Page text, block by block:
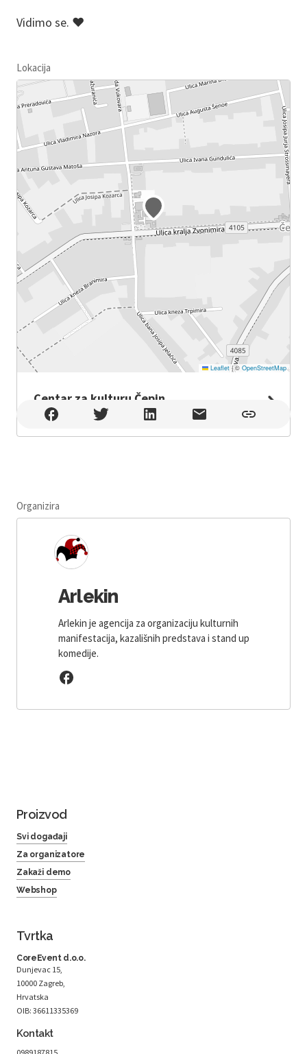
Vidimo se. ❤️
Lokacija
Leaflet |© OpenStreetMap
Centar za kulturu Čepin
Centar za kulturu Čepin , Čepin
Organizira
Arlekin
Arlekin je agencija za organizaciju kulturnih
manifestacija, kazališnih predstava i stand up
komedije.
Proizvod
Svi događaji
Za organizatore
Zakaži demo
Webshop
Tvrtka
CoreEvent d.o.o.
Dunjevac 15,
10000 Zagreb,
Hrvatska
OIB: 36611335369
Kontakt